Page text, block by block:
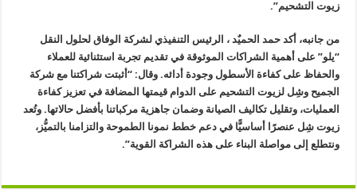
زيوت التشحيم”.
من جانبه، أكد حمد الحميٌد ، الرئيس التنفيذي لشركة الوفاق لحلول النقل
“يلو” على أهمية الشراكات الموثوقة في تقديم تجربة استثنائية للعملاء
والحفاظ على كفاءة الأسطول وجودة أدائه. وقال: “أثبتت شراكتنا مع شركة
الجميح وشِل لزيوت التشحيم على الدوام قيمتها المضافة في تعزيز كفاءة
العمليات، وتقليل تكاليف الصيانة وضمان جاهزية مركباتنا بأفضل حالاتها. وتُعد
زيوت شِل عنصرًا أساسيًّا في دعم خطط نمونا الطموحة والتزامنا بالتميُّز،
ونتطلع إلى مواصلة البناء على هذه الشراكة القوية”.